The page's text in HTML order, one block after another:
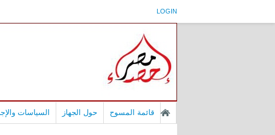
LOGIN
قائمة المسوح حول الجهاز السياسات